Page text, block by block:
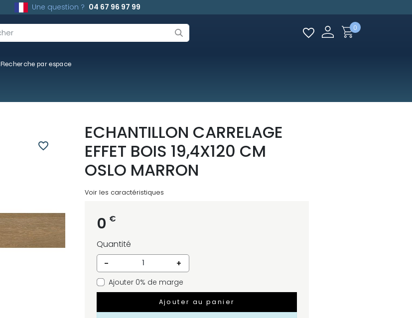
Une question ? 04 67 96 97 99
Recherche par espace
0
favorite_border
ECHANTILLON CARRELAGE
EFFET BOIS 19,4X120 CM
OSLO MARRON
Voir les caractéristiques
0 €
Quantité
-
+
Ajouter 0% de marge
Ajouter au panier